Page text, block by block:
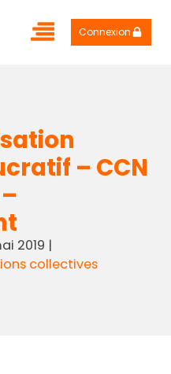
Connexion
– CCN
2019 |
collectives